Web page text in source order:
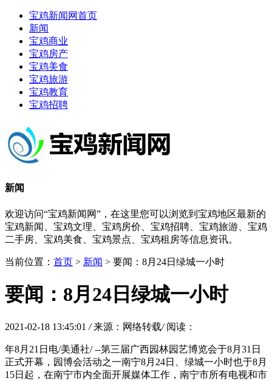
宝鸡新闻网首页
新闻
宝鸡商业
宝鸡房产
宝鸡美食
宝鸡旅游
宝鸡教育
宝鸡招聘
新闻
欢迎访问“宝鸡新闻网”，在这里您可以浏览到宝鸡地区最新的
宝鸡新闻、宝鸡文理、宝鸡房价、宝鸡招聘、宝鸡旅游、宝鸡
二手房、宝鸡美食、宝鸡景点、宝鸡租房等信息资讯。
当前位置： 首页 > 新闻 > 要闻：8月24日绿城一小时
要闻：8月24日绿城一小时
2021-02-18 13:45:01/ 来源：网络转载/ 阅读：
年8月21日电/美通社/ --第三届广西园林园艺博览会于8月31日
正式开幕，园博会活动之一南宁8月24日、绿城一小时也于8月
15日起，在南宁市内全面开展媒体工作，南宁市所有电视和市